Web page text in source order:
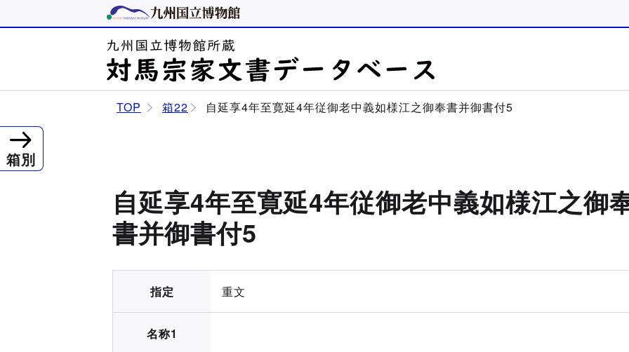
TOP 箱22 自延享4年至寛延4年従御老中義如様江之御奉書并御書付5
自延享4年至寛延4年従御老中義如様江之御
書并御書付5
指定 重文
名称1
箱別